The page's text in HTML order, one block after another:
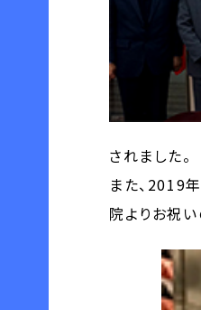
されました。
また、2019
院よりお祝